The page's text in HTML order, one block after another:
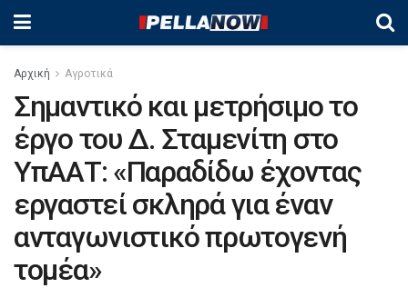
Αρχική Αγροτικά
Σημαντικό και μετρήσιμο το
έργο του Δ. Σταμενίτη στο
ΥπΑΑΤ: «Παραδίδω έχοντας
εργαστεί σκληρά για έναν
ανταγωνιστικό πρωτογενή
τομέα»